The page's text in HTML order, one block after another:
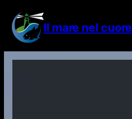
contenuto
Il mare nel cuore